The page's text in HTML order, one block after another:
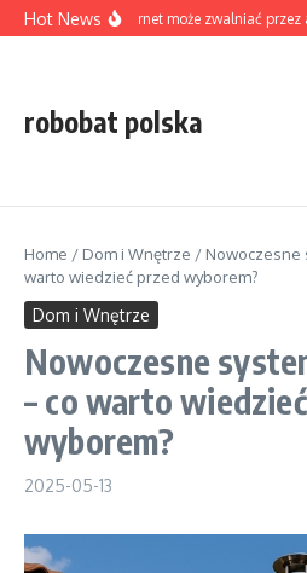
Skip to content
Hot NewsCzy internet może zwalniać przez
robobat polska
Home / Dom i Wnętrze / Nowoczesne
warto wiedzieć przed wyborem?
Dom i Wnętrze
Nowoczesne
– co warto
wyborem?
2025-05-13